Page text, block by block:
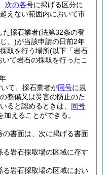
次の各号に掲げる区分に
えない範囲内において市
た採石業者(法第32条の登
。)が当該申請の日前2年
取を行う場所(以下「岩石
て岩石の採取を行ったこ
て、採石業者が同号に規
整備又は災害の防止のた
ると認めるときは、 同号
えることができる。
書面は、次に掲げる書面
岩石採取場の区域に存す
岩石採取場の区域におい